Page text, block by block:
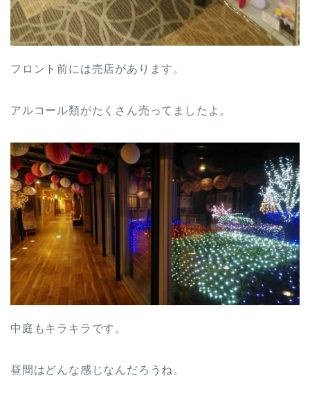
フロント前には売店があります。
アルコール類がたくさん売ってましたよ。
中庭もキラキラです。
昼間はどんな感じなんだろうね。